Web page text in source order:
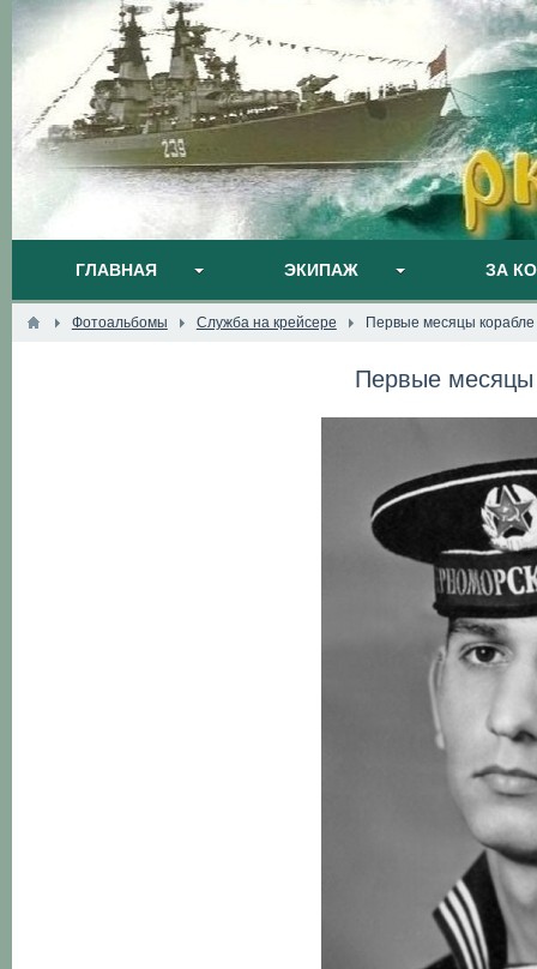
ГЛАВНАЯ ЭКИПАЖ ЗА
Фотоальбомы Служба на крейсере Первые месяцы корабле
Первые месяцы